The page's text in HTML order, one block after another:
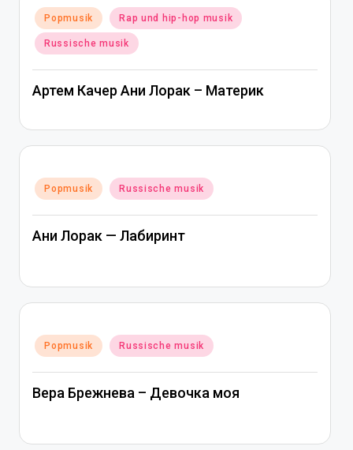
Posted
in
Popmusik Rap und hip-hop musik
Russische musik
Артем Качер Ани Лорак – Материк
Posted
in
Popmusik Russische musik
Ани Лорак — Лабиринт
Posted
in
Popmusik Russische musik
Вера Брежнева – Девочка моя